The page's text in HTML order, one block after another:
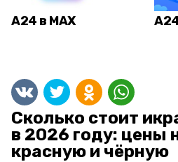
А24 в MAX
Сколько стоит
в 2026 году: цены
красную и чёрную